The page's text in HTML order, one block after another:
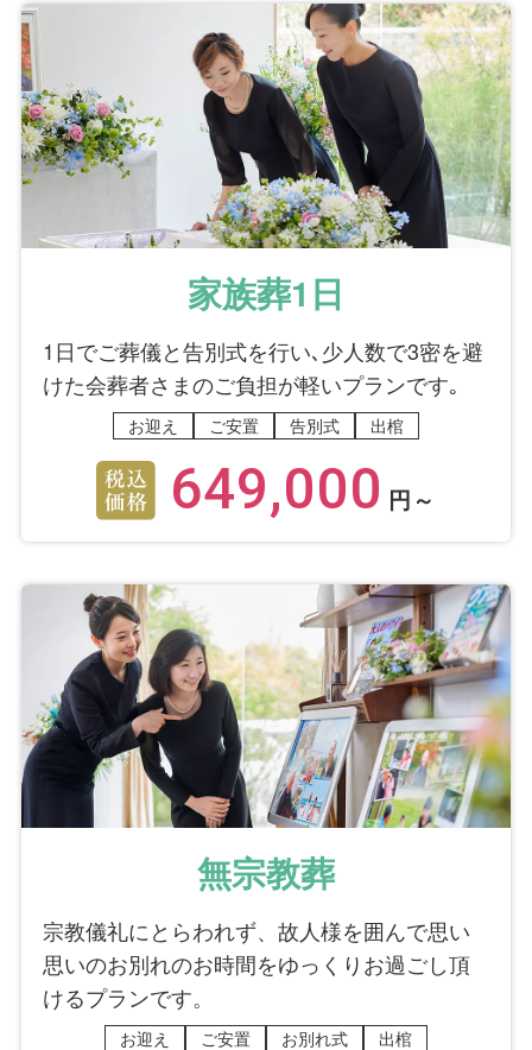
家族葬1日
1日でご葬儀と告別式を行い､少人数で3密を避
けた会葬者さまのご負担が軽いプランです｡
お迎え ご安置 告別式 出棺
649,000 円～
無宗教葬
宗教儀礼にとらわれず、故人様を囲んで思い
思いのお別れのお時間をゆっくりお過ごし頂
けるプランです。
お迎え ご安置 お別れ式 出棺